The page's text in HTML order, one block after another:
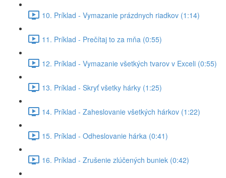
10. Príklad - Vymazanie prázdnych riadkov (1:14)
11. Príklad - Prečítaj to za mňa (0:55)
12. Príklad - Vymazanie všetkých tvarov v Exceli (0:55)
13. Príklad - Skryť všetky hárky (1:25)
14. Príklad - Zaheslovanie všetkých hárkov (1:22)
15. Príklad - Odheslovanie hárka (0:41)
16. Príklad - Zrušenie zlúčených buniek (0:42)